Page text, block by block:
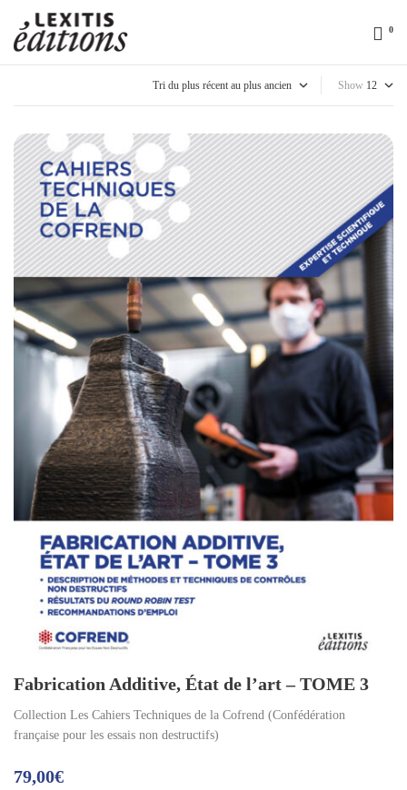
Lexitis
0
Show
Fabrication Additive, État de l’art – TOME 3
Collection Les Cahiers Techniques de la Cofrend (Confédération
française pour les essais non destructifs)
79,00€